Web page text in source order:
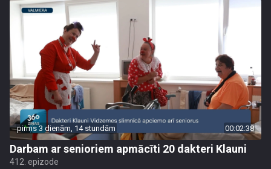
pirms 3 dienām, 14 stundām 00:02:38
Darbam ar senioriem apmācīti 20 dakteri Klauni
412. epizode